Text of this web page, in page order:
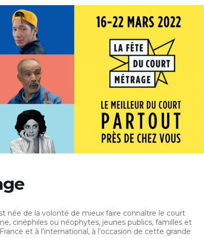
née de la volonté de mieux faire connaître le court
cinéphiles ou néophytes, jeunes publics, familles et
et à l’international, à l’occasion de cette grande